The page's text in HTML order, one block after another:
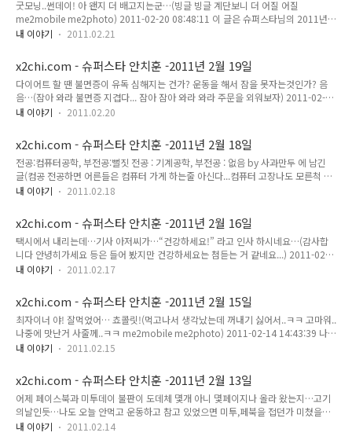
굿모닝..썬데이! 아 왠지 더 배고지는군…(빙글 빙글 계단보니 더 어질 어질
me2mobile me2photo) 2011-02-20 08:48:11 이 글은 슈퍼스타님의 2011년 2
월 20일의 미투데이 내용입니다.
내 이야기 2011.02.21
x2chi.com - 슈퍼스타 안치훈 -2011년 2월 19일
다이어트 할 땐 불면증이 유독 심해지는 건가? 운동을 해서 잠을 못자는것인가? 음
음…(잠아 와라 불면증 지겹다... 잠아 잠아 와라 와라 주문을 외워보자) 2011-02-19
03:41:31 ㄱㅁㄴ~! ㅂㄱㅍ!(굿모닝~! 배고파! 초딩 포스팅을 자꾸 하게 되네,,, ㅡ
me2mobile me2photo) 2011-02-19 15:25:09 이 글은 슈퍼스타님의 2011년 2
월 19일의 미투데이 내용입니다.
내 이야기 2011.02.20
x2chi.com - 슈퍼스타 안치훈 -2011년 2월 18일
전공:컴퓨터공학, 부전공:뻘짓 전공 : 기계공학, 부전공 : 없음 by 사과만두 에 남긴
글(컴공 전공하면 어른들은 컴퓨터 가게 하는줄 아신다...컴퓨터 고장나도 모른척 하
고 싶다....) 2011-02-17 19:17:24 오리지널에 루팅만… 진저브래드 롬에서 다시 오
식 롬 나왔으면 좋겠다. 진저 익숙해지니 프로요도 불편하네... HTC 디자이어 스마트
폰 me2photo) 2011-02-17 19:22:12 명덕역에서 길묻는 사람에게 안내해준다고
방향 어짜피 그쪽이라고 같이 가다보니..목적지가 우리 빌라 앞집..우어..(20살 새내
기 청년 여친 집 가는길 완벽 안내! ..ㅋㅋ me2mobile 같은층 계단에 문 마주보는
집...
내 이야기 2011.02.18
x2chi.com - 슈퍼스타 안치훈 -2011년 2월 16일
택시에서 내리는데…기사 아저씨가…“건강하세요!” 라고 인사 하시네요…(감사합
니다 안녕히가세요 등은 들어 봤지만 건강하세요는 첨듣는 거 같네요...) 2011-02-
16 13:42:00 이 글은 슈퍼스타님의 2011년 2월 16일의 미투데이 내용입니다.
내 이야기 2011.02.17
x2chi.com - 슈퍼스타 안치훈 -2011년 2월 15일
최자이너 야! 잘먹었어… 쵸콜릿!(먹고나서 생각났는데 꺼내기 싫어서..ㅋㅋ 고마워..
나중에 맛난거 사줄께..ㅋㅋ me2mobile me2photo) 2011-02-14 14:43:39 나의
여친님 곰싱이 님께서 발렌타인데이라고 하사해주신 초콜릿들…(발렌타인데이 2월
블위에 쏟기전! 사랑이 듬쀽 꾹꾹!(ㅋㅋ 발렌타인데이 선물 2월14일 me2mobile
me2photo) 2011-02-14 16:02:22 대구시청 직원님들 칼퇴 안하시고 제설작업 하
시네!(대구 눈 시청 공무원 제설작업 me2mobile me2photo) 2011-02-14
20:14:22 IDC 서버 보안 작업중인 우리 임대리!(아 머시따..
내 이야기 2011.02.15
x2chi.com - 슈퍼스타 안치훈 -2011년 2월 13일
어제 페이스북과 미투데이 불판이 도데체 몇개 아니 몇페이지나 올라 왔는지…고기
의날인듯…나도 오늘 안먹고 운동하고 참고 있었으면 미투,페북을 접던가 미쳤을지
도..(고기의 날 주말 토요일 회식 파티 축제 잔치 친구 소주 맥주) 2011-02-13
내 이야기 2011.02.14